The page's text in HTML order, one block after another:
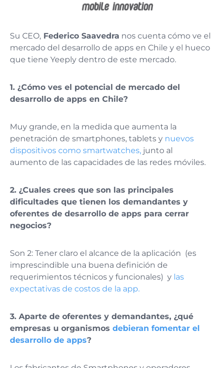
Su CEO, Federico Saavedra nos cuenta cómo ve el
mercado del desarrollo de apps en Chile y el hueco
que tiene Yeeply dentro de este mercado.
1. ¿Cómo ves el potencial de mercado del
desarrollo de apps en Chile?
Muy grande, en la medida que aumenta la
penetración de smartphones, tablets y nuevos
dispositivos como smartwatches, junto al
aumento de las capacidades de las redes móviles.
2. ¿Cuales crees que son las principales
dificultades que tienen los demandantes y
oferentes de desarrollo de apps para cerrar
negocios?
Son 2: Tener claro el alcance de la aplicación (es
imprescindible una buena definición de
requerimientos técnicos y funcionales) y las
expectativas de costos de la app.
3. Aparte de oferentes y demandantes, ¿qué
empresas u organismos debieran fomentar el
desarrollo de apps?